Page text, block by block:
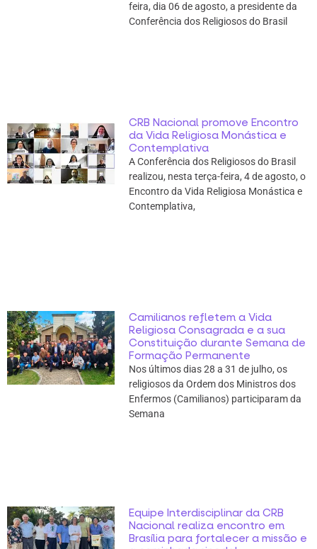
feira, dia 06 de agosto, a presidente da
Conferência dos Religiosos do Brasil
CRB Nacional promove Encontro
da Vida Religiosa Monástica e
Contemplativa
A Conferência dos Religiosos do Brasil
realizou, nesta terça-feira, 4 de agosto, o
Encontro da Vida Religiosa Monástica e
Contemplativa,
Camilianos refletem a Vida
Religiosa Consagrada e a sua
Constituição durante Semana de
Formação Permanente
Nos últimos dias 28 a 31 de julho, os
religiosos da Ordem dos Ministros dos
Enfermos (Camilianos) participaram da
Semana
Equipe Interdisciplinar da CRB
Nacional realiza encontro em
Brasília para fortalecer a missão e